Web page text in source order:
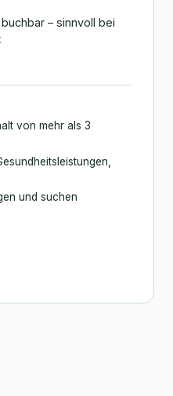
– sinnvoll bei
von mehr als 3
und suchen